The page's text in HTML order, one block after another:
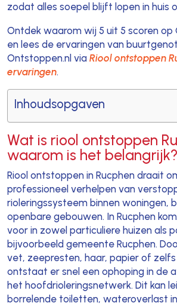
zodat alles soepel blijft lopen in huis
Ontdek waarom wij 5 uit 5 scoren op
en lees de ervaringen van
Ontstoppen.nl via Riool ontstoppen
ervaringen.
Inhoudsopgaven
Wat is riool ontstoppen
waarom is het belangrijk?
Riool ontstoppen in Rucphen draait
professioneel verhelpen van
rioleringssysteem binnen woningen,
openbare gebouwen. In Rucphen
voor in zowel particuliere huizen als
bijvoorbeeld gemeente Rucphen.
vet, zeepresten, haar, papier of
ontstaat er snel een ophoping in de
het hoofdrioleringsnetwerk. Dit kan
borrelende toiletten, wateroverlast